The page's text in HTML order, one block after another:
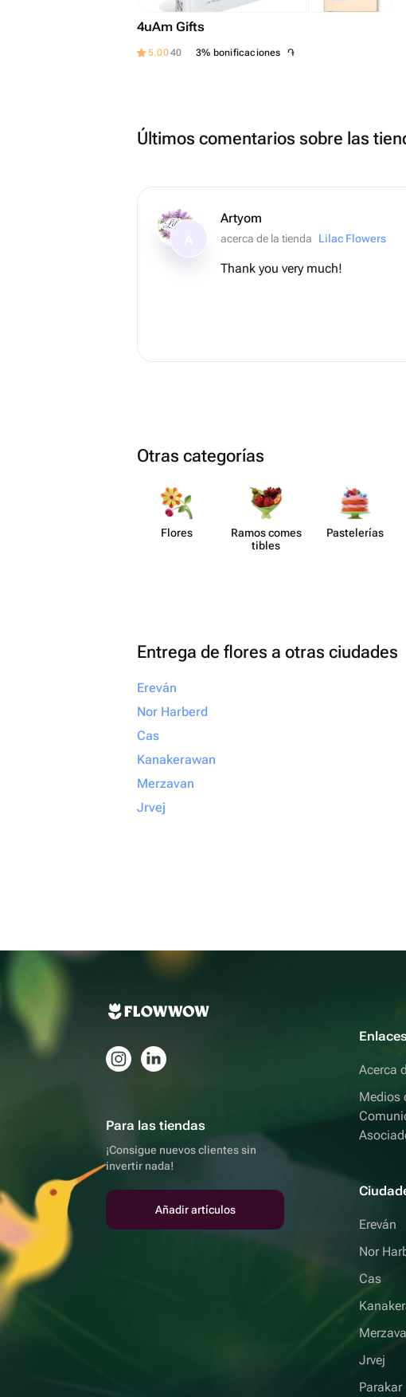
4uAm Gifts
5.0040 3% bonificaciones ֏
Últimos comentarios sobre las
Artyom
acerca de la tienda
Lilac Flowers
Thank you very much!
Otras categorías
Flores
Ramos comes​
tibles
Paste​lerías
Entrega de flores a otras ciudades
Ereván
Nor Harberd
Cas
Kanakerawan
Merzavan
Jrvej
Para las tiendas
¡Consigue nuevos clientes sin
invertir nada!
Añadir artículos
Acerca
Medios
Ereván
Nor
Cas
Jrvej
Parakar